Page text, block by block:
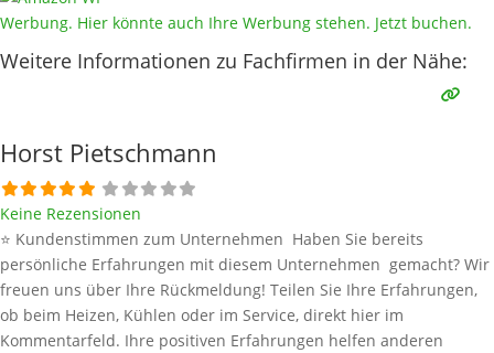
Werbung. Hier könnte auch Ihre Werbung stehen. Jetzt buchen.
Weitere Informationen zu Fachfirmen in der Nähe:
Horst Pietschmann
Keine Rezensionen
⭐ Kundenstimmen zum Unternehmen Haben Sie bereits
persönliche Erfahrungen mit diesem Unternehmen gemacht? Wir
freuen uns über Ihre Rückmeldung! Teilen Sie Ihre Erfahrungen,
ob beim Heizen, Kühlen oder im Service, direkt hier im
Kommentarfeld. Ihre positiven Erfahrungen helfen anderen